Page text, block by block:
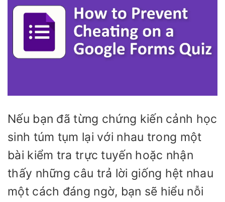
Nếu bạn đã từng chứng kiến cảnh học
sinh túm tụm lại với nhau trong một
bài kiểm tra trực tuyến hoặc nhận
thấy những câu trả lời giống hệt nhau
một cách đáng ngờ, bạn sẽ hiểu nỗi